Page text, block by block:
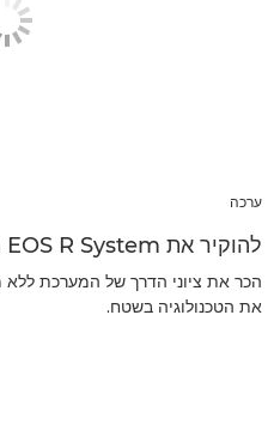
ערכה
להוקיר את Canon EOS R System (עד כה!)
הכר את ציוני הדרך של המערכת
את הטכנולוגיה בשטח.